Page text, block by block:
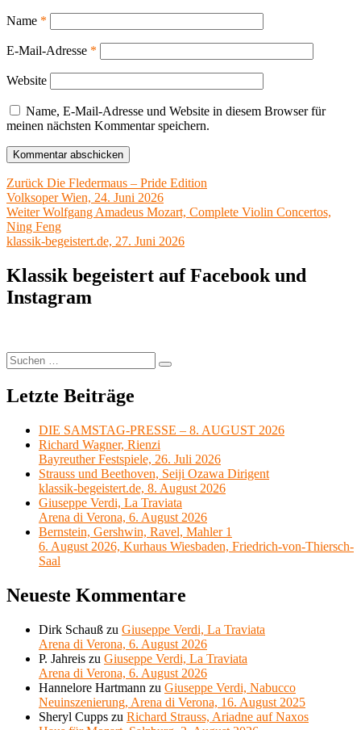
Name *
E-Mail-Adresse *
Website
Name, E-Mail-Adresse und Website in diesem Browser für
meinen nächsten Kommentar speichern.
Beitragsnavigation
Zurück Vorheriger
Beitrag:
Die Fledermaus – Pride Edition
Volksoper Wien, 24. Juni 2026
Weiter Nächster
Beitrag:
Wolfgang Amadeus Mozart, Complete Violin Concertos,
Ning Feng
klassik-begeistert.de, 27. Juni 2026
Klassik begeistert auf Facebook und
Instagram
Suchen
nach:
Suchen
Letzte Beiträge
DIE SAMSTAG-PRESSE – 8. AUGUST 2026
Richard Wagner, Rienzi
Bayreuther Festspiele, 26. Juli 2026
Strauss und Beethoven, Seiji Ozawa Dirigent
klassik-begeistert.de, 8. August 2026
Giuseppe Verdi, La Traviata
Arena di Verona, 6. August 2026
Bernstein, Gershwin, Ravel, Mahler 1
6. August 2026, Kurhaus Wiesbaden, Friedrich-von-Thiersch-
Saal
Neueste Kommentare
Dirk Schauß zu Giuseppe Verdi, La Traviata
Arena di Verona, 6. August 2026
P. Jahreis zu Giuseppe Verdi, La Traviata
Arena di Verona, 6. August 2026
Hannelore Hartmann zu Giuseppe Verdi, Nabucco
Neuinszenierung, Arena di Verona, 16. August 2025
Sheryl Cupps zu Richard Strauss, Ariadne auf Naxos